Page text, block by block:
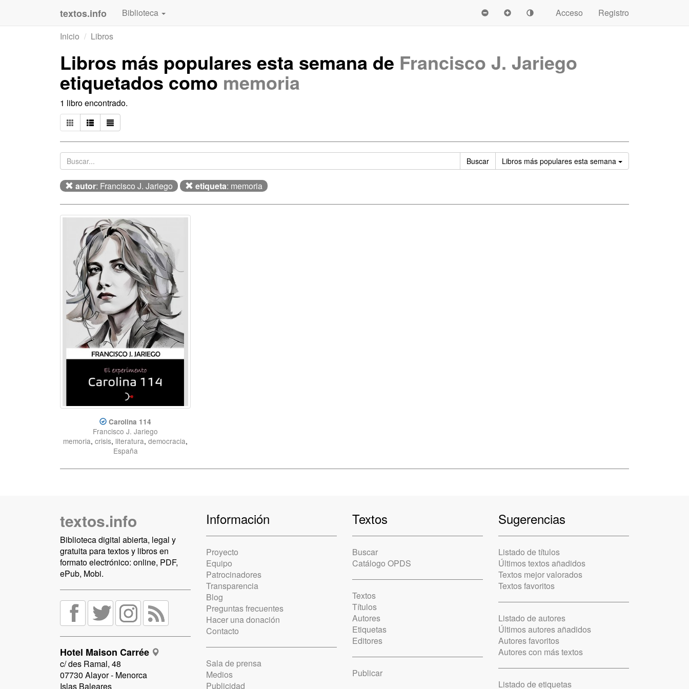
textos.info Biblioteca Acceso
Registro
Inicio
Libros
Libros más populares esta semana de Francisco J. Jariego
etiquetados como memoria
1 libro encontrado.
Buscar Libros más populares esta semana Ordenar
autor: Francisco J. Jariego etiqueta: memoria
Carolina 114
Francisco J. Jariego
memoria, crisis, literatura, democracia,
España
textos.info
Biblioteca digital abierta, legal y
gratuita para textos y libros en
formato electrónico: online, PDF,
ePub, Mobi.
Hotel Maison Carrée
c/ des Ramal, 48
07730 Alayor - Menorca
Islas Baleares
Información
Proyecto
Equipo
Patrocinadores
Transparencia
Blog
Preguntas frecuentes
Hacer una donación
Contacto
Sala de prensa
Medios
Publicidad
Textos
Buscar
Catálogo OPDS
Textos
Títulos
Autores
Etiquetas
Editores
Publicar
Sugerencias
Listado de títulos
Últimos textos añadidos
Textos mejor valorados
Textos favoritos
Listado de autores
Últimos autores añadidos
Autores favoritos
Autores con más textos
Listado de etiquetas